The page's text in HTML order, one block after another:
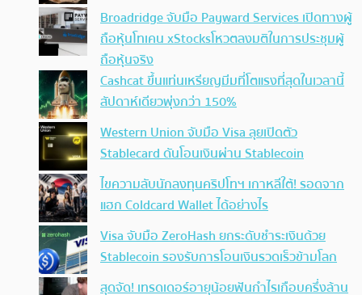
Broadridge จับมือ Payward Services เปิดทางผู้
ถือหุ้นโทเคน xStocksโหวตลงมติในการประชุมผู้
ถือหุ้นจริง
Cashcat ขึ้นแท่นเหรียญมีมที่โตแรงที่สุดในเวลานี้
สัปดาห์เดียวพุ่งกว่า 150%
Western Union จับมือ Visa ลุยเปิดตัว
Stablecard ดันโอนเงินผ่าน Stablecoin
ไขความลับนักลงทุนคริปโทฯ เกาหลีใต้! รอดจาก
แฮก Coldcard Wallet ได้อย่างไร
Visa จับมือ ZeroHash ยกระดับชำระเงินด้วย
Stablecoin รองรับการโอนเงินรวดเร็วข้ามโลก
สุดจัด! เทรดเดอร์อายุน้อยฟันกำไรเกือบครึ่งล้าน